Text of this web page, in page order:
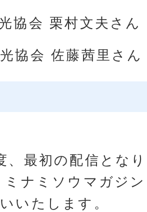
協会 栗村文夫さん
協会 佐藤茜里さん
、最初の配信とな
ミナミソウマガジ
いたします。